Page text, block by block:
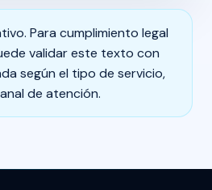
Para cumplimiento legal
validar este texto con
según el tipo de servicio,
de atención.